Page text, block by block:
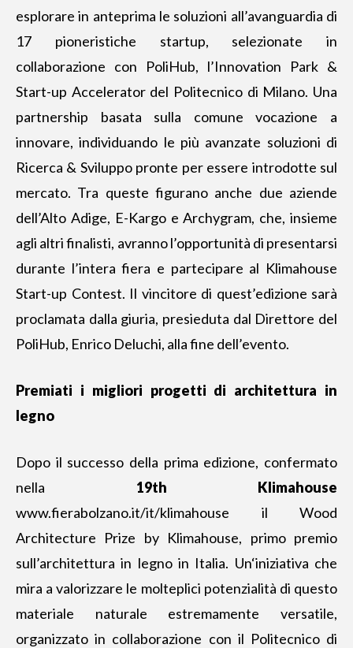
esplorare in anteprima le soluzioni all’avanguardia di
17 pioneristiche startup, selezionate in
collaborazione con PoliHub, l’Innovation Park &
Start-up Accelerator del Politecnico di Milano. Una
partnership basata sulla comune vocazione a
innovare, individuando le più avanzate soluzioni di
Ricerca & Sviluppo pronte per essere introdotte sul
mercato. Tra queste figurano anche due aziende
dell’Alto Adige, E-Kargo e Archygram, che, insieme
agli altri finalisti, avranno l’opportunità di presentarsi
durante l’intera fiera e partecipare al Klimahouse
Start-up Contest. Il vincitore di quest’edizione sarà
proclamata dalla giuria, presieduta dal Direttore del
PoliHub, Enrico Deluchi, alla fine dell’evento.
Premiati i migliori progetti di architettura in
legno
Dopo il successo della prima edizione, confermato
nella 19th Klimahouse
www.fierabolzano.it/it/klimahouse il Wood
Architecture Prize by Klimahouse, primo premio
sull’architettura in legno in Italia. Un‘iniziativa che
mira a valorizzare le molteplici potenzialità di questo
materiale naturale estremamente versatile,
organizzato in collaborazione con il Politecnico di